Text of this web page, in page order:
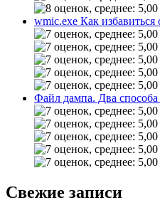
wmic.exe Как избавиться
Файл дампа. Два способа
Свежие записи